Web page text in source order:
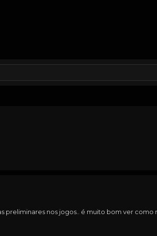
preliminares nos jogos.. é muito bom ver como